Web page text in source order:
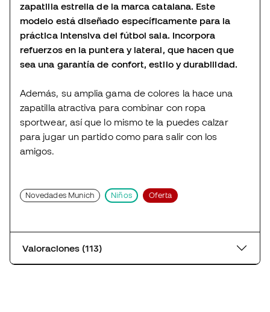
zapatilla estrella de la marca catalana. Este
modelo está diseñado específicamente para la
práctica intensiva del fútbol sala. Incorpora
refuerzos en la puntera y lateral, que hacen que
sea una garantía de confort, estilo y durabilidad.
Además, su amplia gama de colores la hace una
zapatilla atractiva para combinar con ropa
sportwear, así que lo mismo te la puedes calzar
para jugar un partido como para salir con los
amigos.
Novedades Munich Niños Oferta
Valoraciones (113)